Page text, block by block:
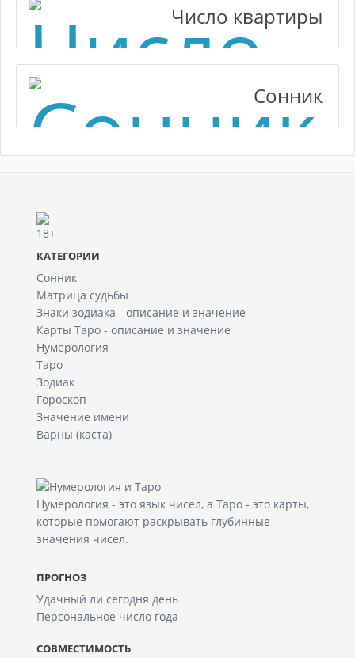
Число квартиры
Сонник
КАТЕГОРИИ
Сонник
Матрица судьбы
Знаки зодиака - описание и значение
Карты Таро - описание и значение
Нумерология
Таро
Зодиак
Гороскоп
Значение имени
Варны (каста)
Нумерология - это язык чисел, а Таро - это карты,
которые помогают раскрывать глубинные
значения чисел.
ПРОГНОЗ
Удачный ли сегодня день
Персональное число года
СОВМЕСТИМОСТЬ